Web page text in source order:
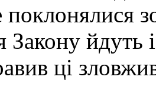
поклонялися
йдуть
ці